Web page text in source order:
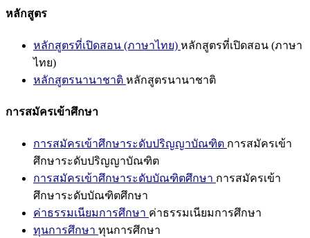
หลักสูตร
หลักสูตรที่เปิดสอน (ภาษาไทย) หลักสูตรที่เปิดสอน (ภาษา
ไทย)
หลักสูตรนานาชาติ หลักสูตรนานาชาติ
การสมัครเข้าศึกษา
การสมัครเข้าศึกษาระดับปริญญาบัณฑิต การสมัครเข้า
ศึกษาระดับปริญญาบัณฑิต
การสมัครเข้าศึกษาระดับบัณฑิตศึกษา การสมัครเข้า
ศึกษาระดับบัณฑิตศึกษา
ค่าธรรมเนียมการศึกษา ค่าธรรมเนียมการศึกษา
ทุนการศึกษา ทุนการศึกษา